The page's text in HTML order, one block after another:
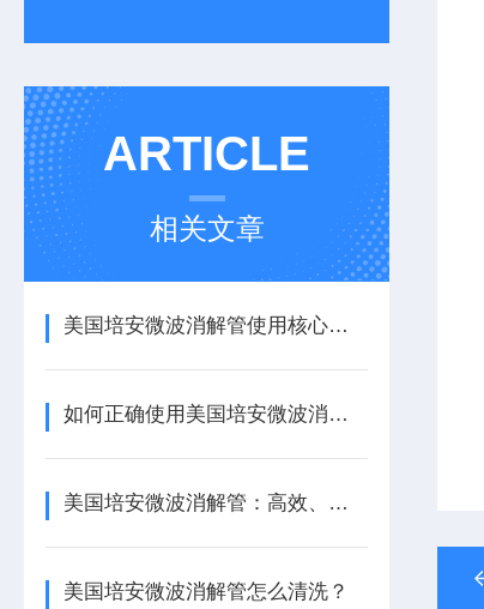
ARTICLE
相关文章
美国培安微波消解管使用核心注意事项
如何正确使用美国培安微波消解管进行样品消解？
美国培安微波消解管：高效、安全且环保的样品前处理解决方案
美国培安微波消解管怎么清洗？